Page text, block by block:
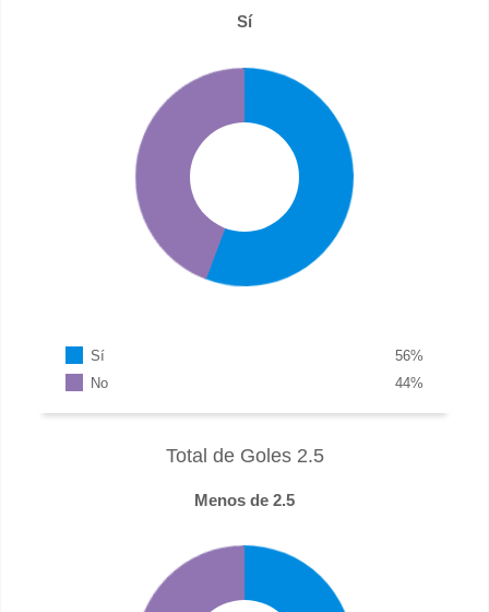
Sí
Sí %
56
No
%
44
Total de Goles 2.5
Menos de 2.5